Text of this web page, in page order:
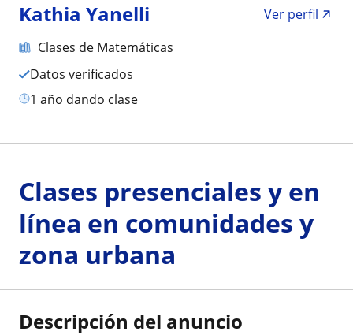
Kathia Yanelli
Ver perfil
Clases de Matemáticas
Datos verificados
1 año dando clase
Clases presenciales y en
línea en comunidades y
zona urbana
Descripción del anuncio